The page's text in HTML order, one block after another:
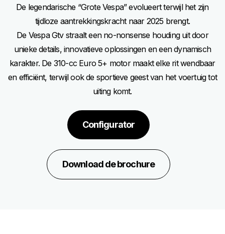
De legendarische “Grote Vespa” evolueert terwijl het zijn
tijdloze aantrekkingskracht naar 2025 brengt.
De Vespa Gtv straalt een no-nonsense houding uit door
unieke details, innovatieve oplossingen en een dynamisch
karakter. De 310-cc Euro 5+ motor maakt elke rit wendbaar
en efficiënt, terwijl ook de sportieve geest van het voertuig tot
uiting komt.
Configurator
Download de brochure